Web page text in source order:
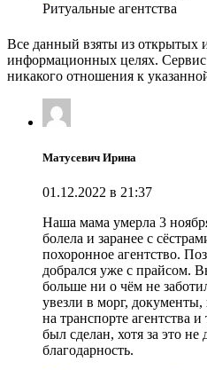
Ритуальные агентства
Все данный взяты из открытых
информационных целях.
никакого отношения к
Матусевич Ирина
01.12.2022 в 21:37
Наша мама умерла 3
болела и заранее с
похоронное агентство.
добрался уже с прайсом.
больше ни о чём не
увезли в морг,
на транспорте агентства
был сделан, хотя за это
благодарность.